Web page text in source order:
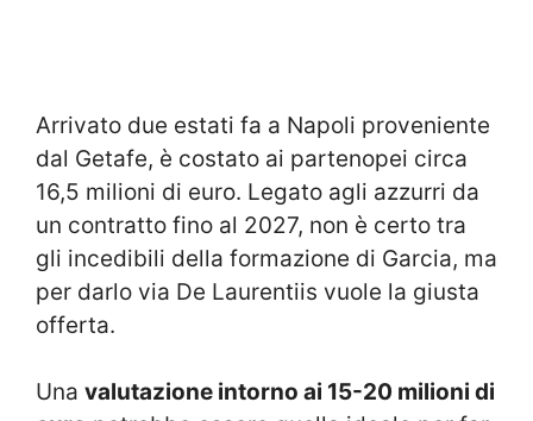
Arrivato due estati fa a Napoli proveniente
dal Getafe, è costato ai partenopei circa
16,5 milioni di euro. Legato agli azzurri da
un contratto fino al 2027, non è certo tra
gli incedibili della formazione di Garcia, ma
per darlo via De Laurentiis vuole la giusta
offerta.
Una valutazione intorno ai 15-20 milioni di